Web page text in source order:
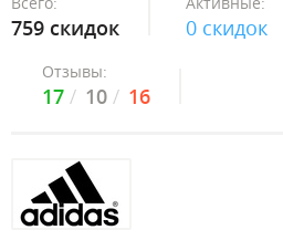
759 скидок 0 скидок
Отзывы:
17 10 16